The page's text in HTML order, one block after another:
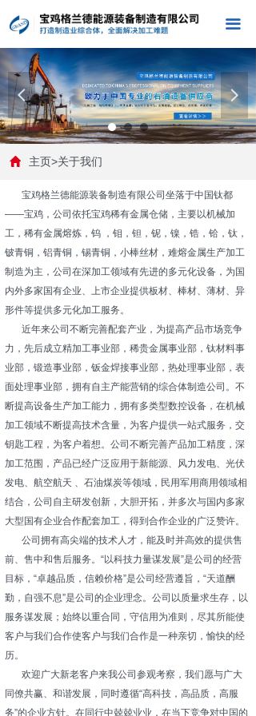
넳 넲
끀
主页>关于我们
宝鸡格兰德能源装备制造有限公司坐落于中国钛都
——宝鸡，公司依托宝鸡稀有金属仓储，主要以机械加
工，稀有金属熔炼，钨 ，钼，钽，铌，镍，锆，铪，钛，
铍青铜，铝青铜，锡青铜，小棒丝材，难熔金属生产加工
制造为主，公司在深加工领域有先进的多元化设备，为国
内外多家国有企业、上市企业提供板材、棒材、薄材、异
形件等提供多元化加工服务。
近年来公司不断完善配套产业，为提高产品市场竞争
力，先后成立精加工事业部，稀贵金属事业部，钛材料事
业部，锻造事业部，钣金焊接事业部，热处理事业部，表
面处理事业部，拥有自主产能营销的综合体制造公司。不
断提高设备生产加工能力，拥有多类型数控设备，在机械
加工领域不断提高技术含量，为客户提供一站式服务，交
钥匙工程，为客户着想。公司不断完善产品加工精度，深
加工范围，产品已经广泛应用于新能源、风力发电、光伏
发电、航空航天 、石油煤炭等领域，民用军用商用领域相
结合，公司自主研发创新，大胆开拓，并多次与国内多家
大型国有企业合作配套加工，得到合作企业的广泛赞许。
公司拥有高尖端的技术人才，能及时并高效的提供售
前、售中和售后服务。“以科技力量谋发展”是公司的经营
目标，“卓越品质，信赖价格”是公司经营遵旨，“天道酬
勤，自强不息”是公司的企业理念。公司以质量求生存，以
服务谋发展；始终以重合同，守信用为准则，尽其所能使
客户与我们合作使客户与我们合作是一种亲切，愉快的经
历。
欢迎广大新老客户来我公司参观考察，我们愿与广大
同僚共赢、和谐发展，同时遵循“高科技，高品质，高服
务”的企业方针。在同行中兢兢业业，在当下竞争对中国的